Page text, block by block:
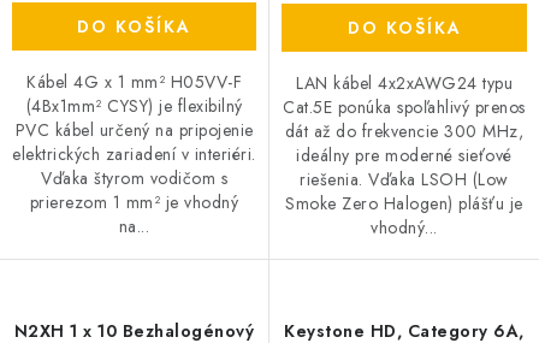
DO KOŠÍKA
Kábel 4G x 1 mm² H05VV-F
(4Bx1mm² CYSY) je flexibilný
PVC kábel určený na pripojenie
elektrických zariadení v interiéri.
Vďaka štyrom vodičom s
prierezom 1 mm² je vhodný
na...
DO KOŠÍKA
LAN kábel 4x2xAWG24 typu
Cat.5E ponúka spoľahlivý prenos
dát až do frekvencie 300 MHz,
ideálny pre moderné sieťové
riešenia. Vďaka LSOH (Low
Smoke Zero Halogen) plášťu je
vhodný...
N2XH 1 x 10 Bezhalogénový
Keystone HD, Category 6A,